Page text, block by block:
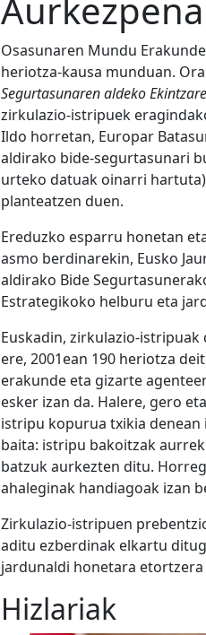
Aurkezpena
Osasunaren Mundu
heriotza-kausa munduan.
Segurtasunaren aldeko
zirkulazio-istripuek
Ildo horretan, Europar
aldirako bide-segurtasunari
urteko datuak oinarri
planteatzen duen.
Ereduzko esparru honetan
asmo berdinarekin, Eusko
aldirako Bide
Estrategikoko helburu eta
Euskadin, zirkulazio-
ere, 2001ean 190 heriotza
erakunde eta gizarte
esker izan da. Halere, gero
istripu kopurua txikia
baita: istripu bakoitzak
batzuk aurkezten ditu.
ahaleginak handiagoak izan
Zirkulazio-istripuen
aditu ezberdinak elkartu
jardunaldi honetara
Hizlariak